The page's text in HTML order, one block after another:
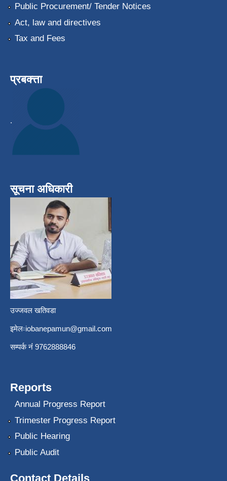
Public Procurement/ Tender Notices
Act, law and directives
Tax and Fees
प्रबक्त्ता
.
सूचना अधिकारी
उज्जवल खतिवडा
इमेलःiobanepamun@gmail.com
सम्पर्क नंं 9762888846
Reports
Annual Progress Report
Trimester Progress Report
Public Hearing
Public Audit
Contact Details